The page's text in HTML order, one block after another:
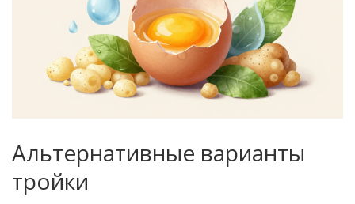
Альтернативные варианты
тройки